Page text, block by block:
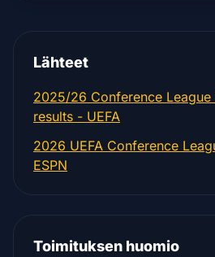
Lähteet
2025/26 Conference League
results - UEFA
2026 UEFA Conference
ESPN
Toimituksen huomio